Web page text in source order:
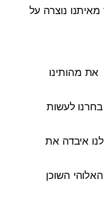
נוצרה על
את מהותינו
לעשות
איבדה את
השוכן